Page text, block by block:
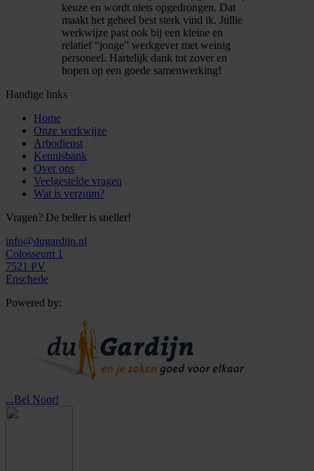
keuze en wordt niets opgedrongen. Dat
maakt het geheel best sterk vind ik. Jullie
werkwijze past ook bij een kleine en
relatief “jonge” werkgever met weinig
personeel. Hartelijk dank tot zover en
hopen op een goede samenwerking!
Handige links
Home
Onze werkwijze
Arbodienst
Kennisbank
Over ons
Veelgestelde vragen
Wat is verzuim?
Vragen? De beller is sneller!
info@dugardijn.nl
Colosseum 1
7521 PV
Enschede
Powered by:
...Bel Noor!